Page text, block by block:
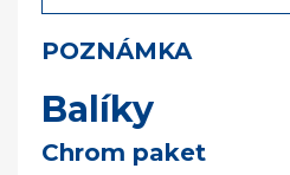
POZNÁMKA
Balíky
Chrom paket